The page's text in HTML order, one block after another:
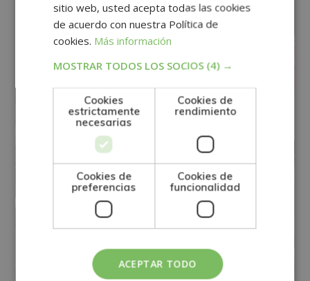
Maestría Internacional en Dirección
sitio web, usted acepta todas las cookies
de acuerdo con nuestra Política de
cookies. Más información
MOSTRAR TODOS LOS SOCIOS (4) →
Cookies
estrictamente
necesarias
Cookies de
rendimiento
Cookies de
preferencias
Cookies de
funcionalidad
ACEPTAR TODO